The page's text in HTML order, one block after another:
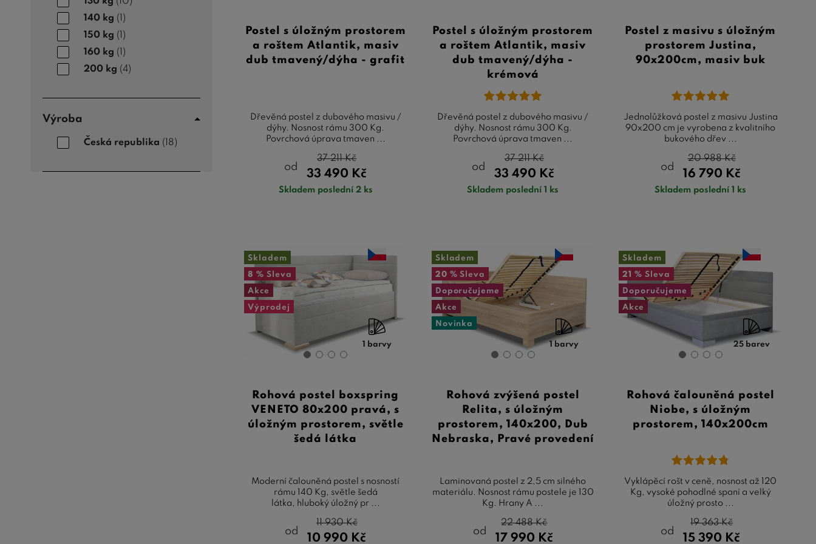
140 kg (1)
150 kg (1)
160 kg (1)
200 kg (4)
Výroba
Česká republika (18)
Postel s úložným prostorem
a roštem Atlantik, masiv
dub tmavený/dýha - grafit
Dřevěná postel z dubového masivu /
dýhy. Nosnost rámu 300 Kg.
Povrchová úprava tmaven ...
od
33 490 Kč
37 211Kč
Skladem poslední 2 ks
Postel s úložným prostorem
a roštem Atlantik, masiv
dub tmavený/dýha -
krémová
Dřevěná postel z dubového masivu /
dýhy. Nosnost rámu 300 Kg.
Povrchová úprava tmaven ...
od
33 490 Kč
37 211Kč
Skladem poslední 1 ks
Postel z masivu s úložným
prostorem Justina,
90x200cm, masiv buk
Jednolůžková postel z masivu Justina
90x200 cm je vyrobena z kvalitního
bukového dřev ...
od
16 790 Kč
20 988Kč
Skladem poslední 1 ks
Skladem
8 % Sleva
Akce
Výprodej
1 barvy
Rohová postel boxspring
VENETO 80x200 pravá, s
úložným prostorem, světle
šedá látka
Moderní čalouněná postel s nosností
rámu 140 Kg, světle šedá
látka, hluboký úložný pr ...
od
10 990 Kč
11 930Kč
Skladem
20 % Sleva
Doporučujeme
Akce
Novinka
1 barvy
Rohová zvýšená postel
Relita, s úložným
prostorem, 140x200, Dub
Nebraska, Pravé provedení
Laminovaná postel z 2,5 cm silného
materiálu. Nosnost rámu postele je 130
Kg. Hrany A ...
od
17 990 Kč
22 488Kč
Skladem
21 % Sleva
Doporučujeme
Akce
25 barev
Rohová čalouněná postel
Niobe, s úložným
prostorem, 140x200cm
Vyklápěcí rošt v ceně, nosnost až 120
Kg, vysoké pohodlné spaní a velký
úložný prosto ...
od
15 390 Kč
19 363Kč